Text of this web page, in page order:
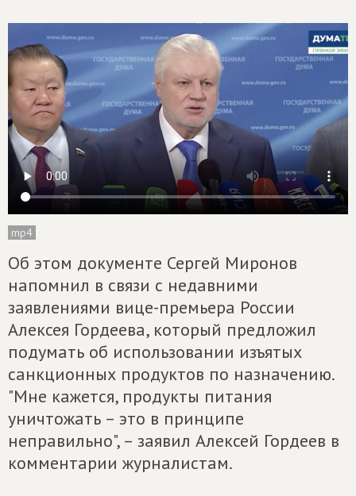
mp4
Об этом документе Сергей Миронов
напомнил в связи с недавними
заявлениями вице-премьера России
Алексея Гордеева, который предложил
подумать об использовании изъятых
санкционных продуктов по назначению.
"Мне кажется, продукты питания
уничтожать – это в принципе
неправильно", – заявил Алексей Гордеев в
комментарии журналистам.